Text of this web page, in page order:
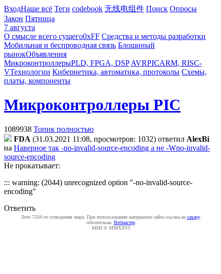
ВходНаше всё Теги codebook 无线电组件 Поиск Опросы
Закон Пятница
7 августа
О смысле всего сущего0xFF Средства и методы разработки
Мобильная и беспроводная связь Блошиный
рынокОбъявления
МикроконтроллерыPLD, FPGA, DSP AVRPICARM, RISC-
VТехнологии Кибернетика, автоматика, протоколы Схемы,
платы, компоненты
Микроконтроллеры PIC
1089938 Топик полностью
FDA (31.03.2021 11:08, просмотров: 1032) ответил AlexBi
на Наверное так -no-invalid-source-encoding а не -Wno-invalid-
source-encoding
Не прокатывает:
::: warning: (2044) unrecognized option "-no-invalid-source-
encoding"
Ответить
Лето 7534 от сотворения мира. При использовании материалов сайта ссылка на caxapу
обязательна. Вебмастер
MMI © MMXXVI